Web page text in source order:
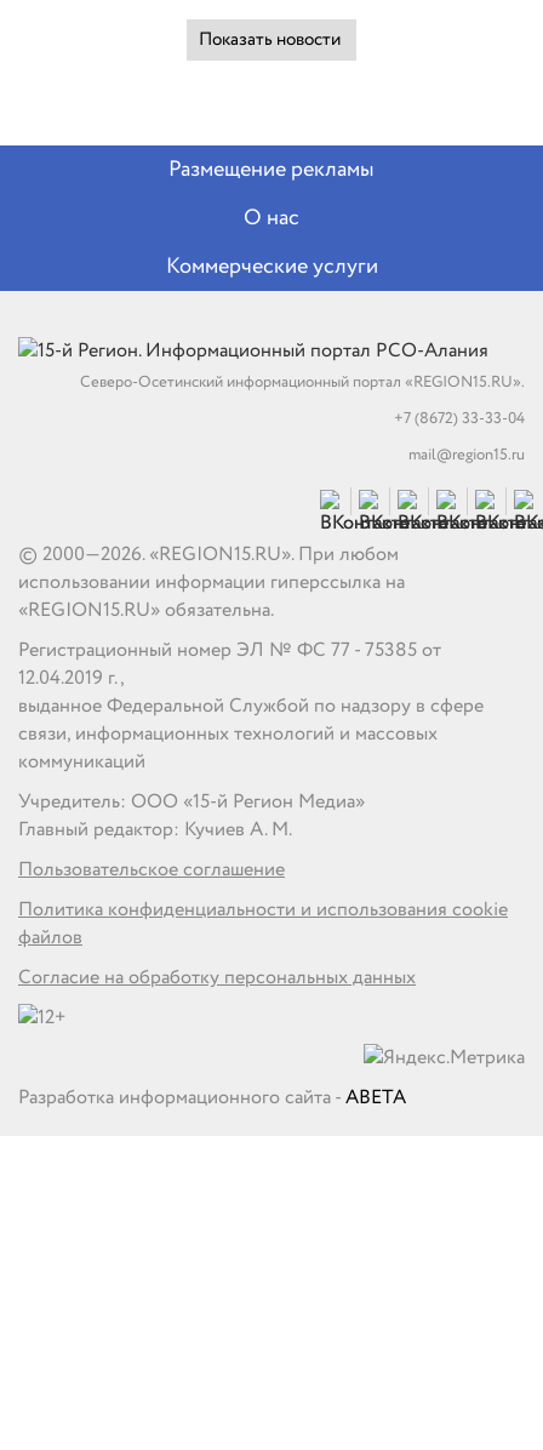
Показать новости
Размещение рекламы
О нас
Коммерческие услуги
Северо-Осетинский информационный портал «REGION15.RU».
+7 (8672) 33-33-04
mail@region15.ru
© 2000—2026. «REGION15.RU». При любом
использовании информации гиперссылка на
«REGION15.RU» обязательна.
Регистрационный номер ЭЛ № ФС 77 - 75385 от
12.04.2019 г.,
выданное Федеральной Службой по надзору в сфере
связи, информационных технологий и массовых
коммуникаций
Учредитель: ООО «15-й Регион Медиа»
Главный редактор: Кучиев А. М.
Пользовательское соглашение
Политика конфиденциальности и использования cookie
файлов
Согласие на обработку персональных данных
Разработка информационного сайта -ABETA